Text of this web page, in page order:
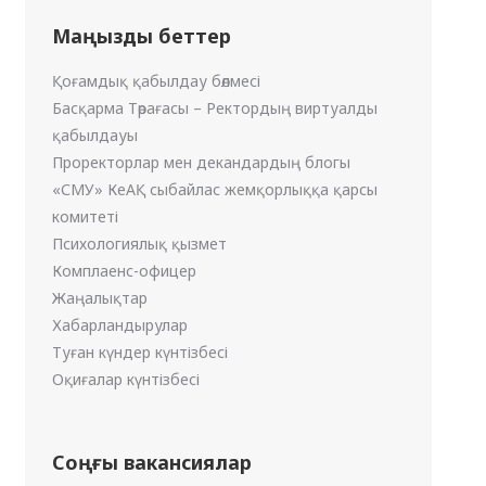
Маңызды беттер
Қоғамдық қабылдау бөлмесі
Басқарма Төрағасы – Ректордың виртуалды
қабылдауы
Проректорлар мен декандардың блогы
«СМУ» КеАҚ сыбайлас жемқорлыққа қарсы
комитеті
Психологиялық қызмет
Комплаенс-офицер
Жаңалықтар
Хабарландырулар
Туған күндер күнтізбесі
Оқиғалар күнтізбесі
Соңғы вакансиялар